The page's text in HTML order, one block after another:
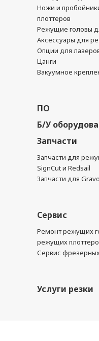
Ножи и
плоттеров
Режущие головы
Аксессуары для
Опции для
Цанги
Вакуумное
ПО
Б/У
Запчасти
Запчасти для
SignCut и Redsail
Запчасти для
Сервис
Ремонт режущих
режущих
Сервис
Услуги резки